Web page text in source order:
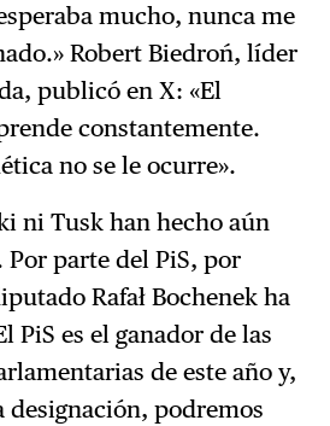
mucho, nunca me
Robert Biedroń, líder
publicó en X: «El
constantemente.
no se le ocurre».
ni Tusk han hecho aún
parte del PiS, por
Rafał Bochenek ha
PiS es el ganador de las
de este año y,
designación, podremos